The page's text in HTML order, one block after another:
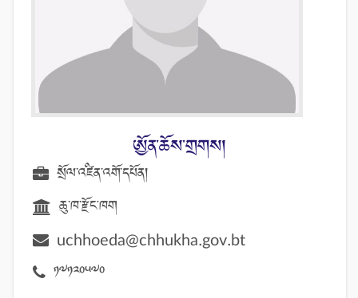
ཨྱོན་ཆོས་གྲགས།
སྲོལ་འཛིན་འགོ་དཔོན།
ཆུ་ཁ་རྫོང་ཁག
uchhoeda@chhukha.gov.bt
17120570